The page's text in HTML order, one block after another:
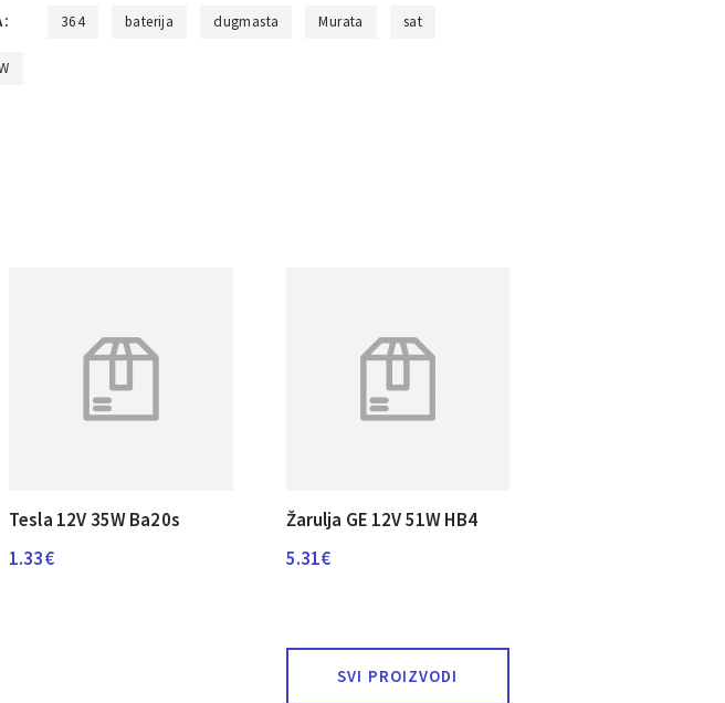
364 baterija dugmasta Murata sat
Tesla 12V 35W Ba20s
1.33€
Žarulja GE 12V 51W HB4
5.31€
SVI PROIZVODI